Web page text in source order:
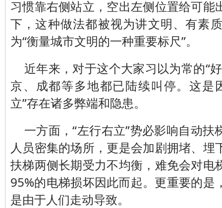
习惯靠右侧站立，空出左侧位置给可能
下，这种做法都被视为讲文明、有素
为“衡量城市文明的一种重要标尺”。
近年来，对于这个大家习以为常的“
京、成都等多地都已陆续叫停。这是
立”存在诸多弊端和隐患。
一方面，“左行右立”势必影响自动
人员密集的场所，更是会加剧拥堵、埋
扶梯两侧长期受力不均衡，难免会对电
95%的电梯损坏因此而起。更重要的是
是由于人们走动导致。